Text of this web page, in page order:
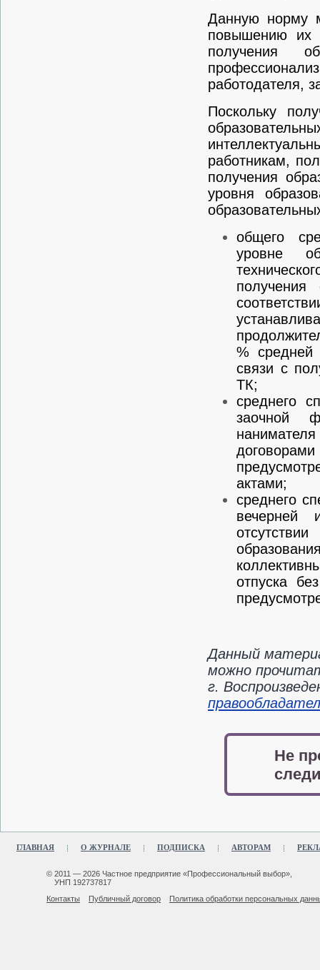
Данную норму
повышению их
получения
работодателя,
Поскольку
работникам,
получения
уровня
общего
уровне
% средней
связи с
ТК;
среднего
заочной
актами;
среднего
вечерней
отпуска
Данный
можно
г.
Не
ГЛАВНАЯ О ЖУРНАЛЕ ПОДПИСКА АВТОРАМ
© 2011 — 2026 Частное предприятие «Профессиональный выбор»,
УНП 192737817
Контакты
Публичный договор Политика обработки персональных